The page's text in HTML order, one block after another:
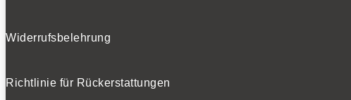
Widerrufsbelehrung
Richtlinie für Rückerstattungen